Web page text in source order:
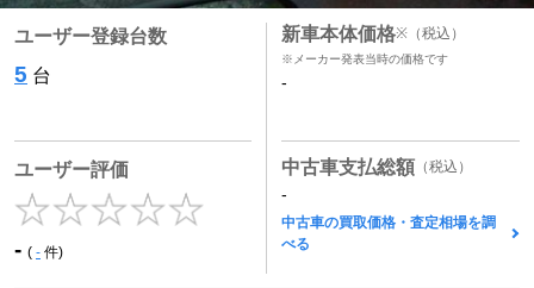
ユーザー登録台数
5 台
ユーザー評価
- ( - 件)
新車本体価格※ （税込）
※メーカー発表当時の価格です
-
中古車支払総額 （税込）
-
中古車の買取価格・査定相場を調
べる